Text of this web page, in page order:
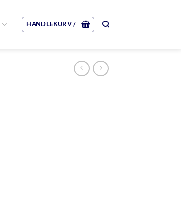
HANDLEKURV /